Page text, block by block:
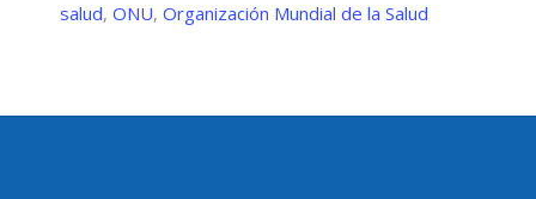
salud, ONU, Organización Mundial de la Salud